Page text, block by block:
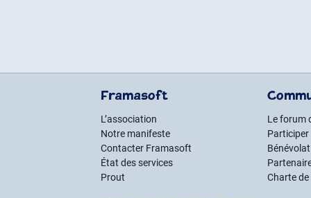
Framasoft
L’association
Notre manifeste
Contacter Framasoft
État des services
Prout
Le forum
Participer
Charte